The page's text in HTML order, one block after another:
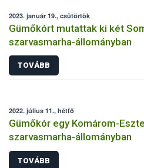
2023. január 19., csütörtök
Gümőkórt mutattak ki két
szarvasmarha-állományban
TOVÁBB
2022. július 11., hétfő
Gümőkór egy Komárom-
szarvasmarha-állományban
TOVÁBB